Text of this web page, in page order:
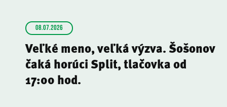
08.07.2026
Veľké meno, veľká výzva. Šošonov
čaká horúci Split, tlačovka od
17:00 hod.